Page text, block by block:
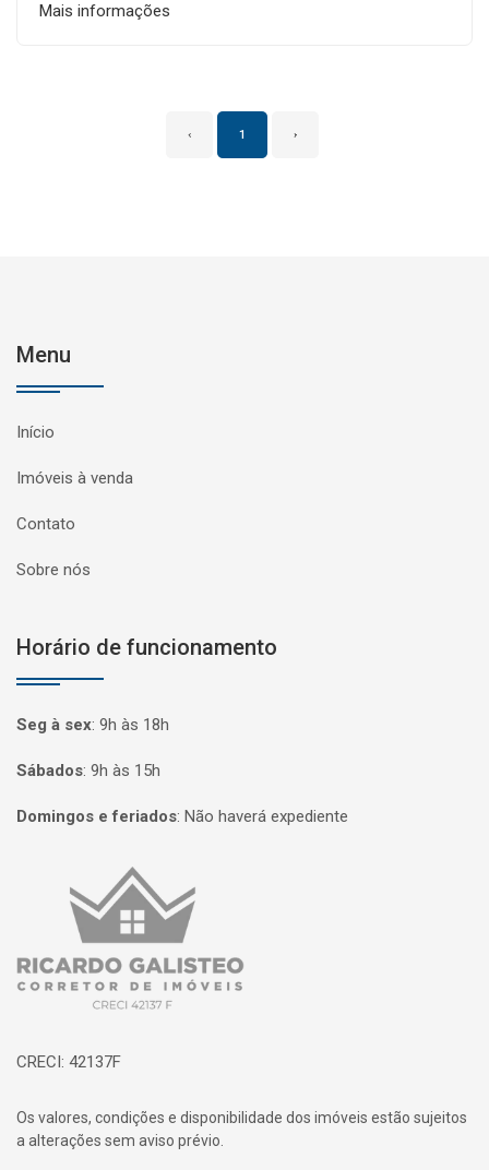
Mais informações
‹ 1 ›
Menu
Início
Imóveis à venda
Contato
Sobre nós
Horário de funcionamento
Seg à sex: 9h às 18h
Sábados: 9h às 15h
Domingos e feriados: Não haverá expediente
Página inicial
CRECI: 42137F
Os valores, condições e disponibilidade dos imóveis estão sujeitos
a alterações sem aviso prévio.